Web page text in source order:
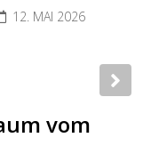
12. MAI 2026
vom